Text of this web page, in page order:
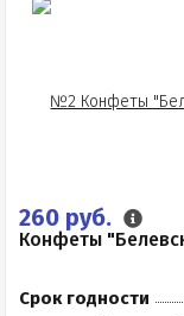
260 руб.
Конфеты
Срок годности